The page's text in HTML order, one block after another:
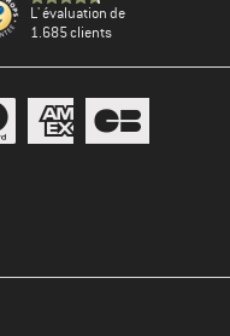
L' évaluation de
1.685 clients